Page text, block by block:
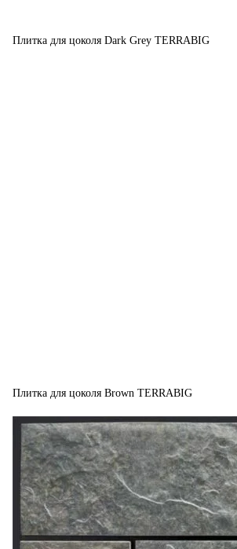
Плитка для цоколя Dark Grey TERRABIG
Плитка для цоколя Brown TERRABIG